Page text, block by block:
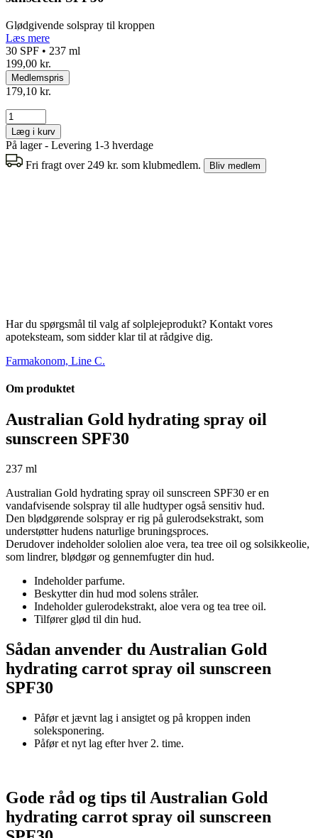
Glødgivende solspray til kroppen
Læs mere
30 SPF • 237 ml
199,00 kr.
Medlemspris
179,10 kr.
Læg i kurv
På lager - Levering 1-3 hverdage
Fri fragt over 249 kr. som klubmedlem.
Bliv medlem
Har du spørgsmål til valg af solplejeprodukt? Kontakt vores
apoteksteam, som sidder klar til at rådgive dig.
Farmakonom, Line C.
Om produktet
Australian Gold hydrating spray oil
sunscreen SPF30
237 ml
Australian Gold hydrating spray oil sunscreen SPF30 er en
vandafvisende solspray til alle hudtyper også sensitiv hud.
Den blødgørende solspray er rig på gulerodsekstrakt, som
understøtter hudens naturlige bruningsproces.
Derudover indeholder sololien aloe vera, tea tree oil og solsikkeolie,
som lindrer, blødgør og gennemfugter din hud.
Indeholder parfume.
Beskytter din hud mod solens stråler.
Indeholder gulerodekstrakt, aloe vera og tea tree oil.
Tilfører glød til din hud.
Sådan anvender du Australian Gold
hydrating carrot spray oil sunscreen
SPF30
Påfør et jævnt lag i ansigtet og på kroppen inden
soleksponering.
Påfør et nyt lag efter hver 2. time.
Gode råd og tips til Australian Gold
hydrating carrot spray oil sunscreen